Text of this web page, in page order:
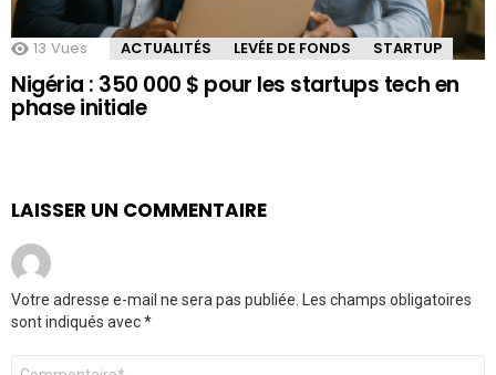
13 Vues ACTUALITÉS LEVÉE DE FONDS STARTUP
Nigéria : 350 000 $ pour les startups tech en
phase initiale
LAISSER UN COMMENTAIRE
Votre adresse e-mail ne sera pas publiée.
Les champs obligatoires
sont indiqués avec*
Commentaire